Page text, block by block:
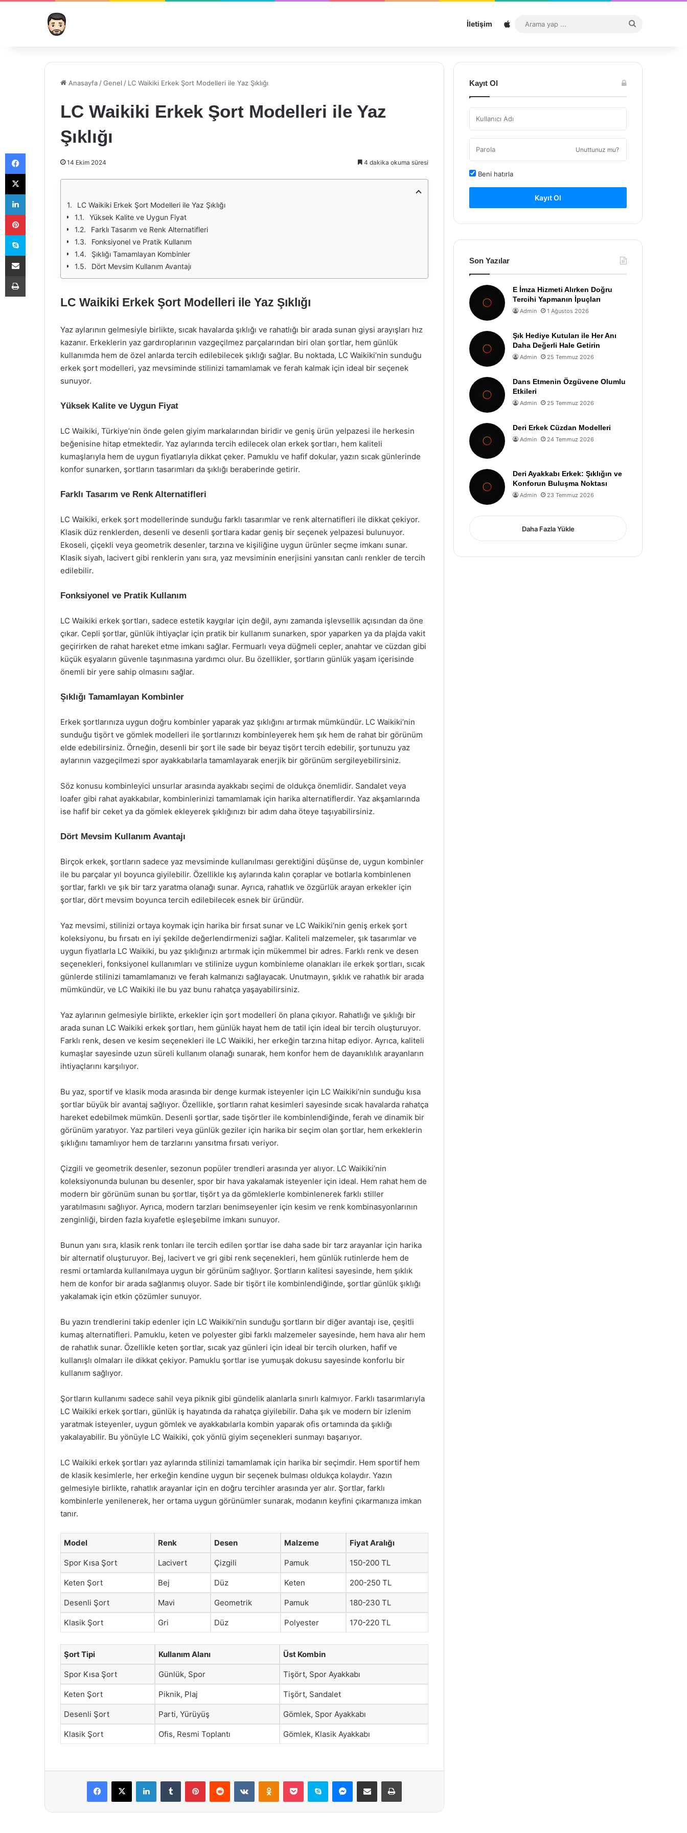
İletişim Sitemap
...
Anasayfa /Genel / LC Waikiki Erkek Şort Modelleri ile Yaz Şıklığı
LC Waikiki Erkek Şort Modelleri ile Yaz
Şıklığı
14 Ekim 2024 4 dakika okuma süresi
LC Waikiki Erkek Şort Modelleri ile Yaz Şıklığı
Yüksek Kalite ve Uygun Fiyat
Farklı Tasarım ve Renk Alternatifleri
Fonksiyonel ve Pratik Kullanım
Şıklığı Tamamlayan Kombinler
Dört Mevsim Kullanım Avantajı
LC Waikiki Erkek Şort Modelleri ile Yaz Şıklığı
Yaz aylarının gelmesiyle birlikte, sıcak havalarda şıklığı ve rahatlığı bir arada sunan giysi arayışları hız
kazanır. Erkeklerin yaz gardıroplarının vazgeçilmez parçalarından biri olan şortlar, hem günlük
kullanımda hem de özel anlarda tercih edilebilecek şıklığı sağlar. Bu noktada, LC Waikiki’nin sunduğu
erkek şort modelleri, yaz mevsiminde stilinizi tamamlamak ve ferah kalmak için ideal bir seçenek
sunuyor.
Yüksek Kalite ve Uygun Fiyat
LC Waikiki, Türkiye’nin önde gelen giyim markalarından biridir ve geniş ürün yelpazesi ile herkesin
beğenisine hitap etmektedir. Yaz aylarında tercih edilecek olan erkek şortları, hem kaliteli
kumaşlarıyla hem de uygun fiyatlarıyla dikkat çeker. Pamuklu ve hafif dokular, yazın sıcak günlerinde
konfor sunarken, şortların tasarımları da şıklığı beraberinde getirir.
Farklı Tasarım ve Renk Alternatifleri
LC Waikiki, erkek şort modellerinde sunduğu farklı tasarımlar ve renk alternatifleri ile dikkat çekiyor.
Klasik düz renklerden, desenli ve desenli şortlara kadar geniş bir seçenek yelpazesi bulunuyor.
Ekoseli, çiçekli veya geometrik desenler, tarzına ve kişiliğine uygun ürünler seçme imkanı sunar.
Klasik siyah, lacivert gibi renklerin yanı sıra, yaz mevsiminin enerjisini yansıtan canlı renkler de tercih
edilebilir.
Fonksiyonel ve Pratik Kullanım
LC Waikiki erkek şortları, sadece estetik kaygılar için değil, aynı zamanda işlevsellik açısından da öne
çıkar. Cepli şortlar, günlük ihtiyaçlar için pratik bir kullanım sunarken, spor yaparken ya da plajda vakit
geçirirken de rahat hareket etme imkanı sağlar. Fermuarlı veya düğmeli cepler, anahtar ve cüzdan gibi
küçük eşyaların güvenle taşınmasına yardımcı olur. Bu özellikler, şortların günlük yaşam içerisinde
önemli bir yere sahip olmasını sağlar.
Şıklığı Tamamlayan Kombinler
Erkek şortlarınıza uygun doğru kombinler yaparak yaz şıklığını artırmak mümkündür. LC Waikiki’nin
sunduğu tişört ve gömlek modelleri ile şortlarınızı kombinleyerek hem şık hem de rahat bir görünüm
elde edebilirsiniz. Örneğin, desenli bir şort ile sade bir beyaz tişört tercih edebilir, şortunuzu yaz
aylarının vazgeçilmezi spor ayakkabılarla tamamlayarak enerjik bir görünüm sergileyebilirsiniz.
Söz konusu kombinleyici unsurlar arasında ayakkabı seçimi de oldukça önemlidir. Sandalet veya
loafer gibi rahat ayakkabılar, kombinlerinizi tamamlamak için harika alternatiflerdir. Yaz akşamlarında
ise hafif bir ceket ya da gömlek ekleyerek şıklığınızı bir adım daha öteye taşıyabilirsiniz.
Dört Mevsim Kullanım Avantajı
Birçok erkek, şortların sadece yaz mevsiminde kullanılması gerektiğini düşünse de, uygun kombinler
ile bu parçalar yıl boyunca giyilebilir. Özellikle kış aylarında kalın çoraplar ve botlarla kombinlenen
şortlar, farklı ve şık bir tarz yaratma olanağı sunar. Ayrıca, rahatlık ve özgürlük arayan erkekler için
şortlar, dört mevsim boyunca tercih edilebilecek esnek bir üründür.
Yaz mevsimi, stilinizi ortaya koymak için harika bir fırsat sunar ve LC Waikiki’nin geniş erkek şort
koleksiyonu, bu fırsatı en iyi şekilde değerlendirmenizi sağlar. Kaliteli malzemeler, şık tasarımlar ve
uygun fiyatlarla LC Waikiki, bu yaz şıklığınızı artırmak için mükemmel bir adres. Farklı renk ve desen
seçenekleri, fonksiyonel kullanımları ve stilinize uygun kombinleme olanakları ile erkek şortları, sıcak
günlerde stilinizi tamamlamanızı ve ferah kalmanızı sağlayacak. Unutmayın, şıklık ve rahatlık bir arada
mümkündür, ve LC Waikiki ile bu yaz bunu rahatça yaşayabilirsiniz.
Yaz aylarının gelmesiyle birlikte, erkekler için şort modelleri ön plana çıkıyor. Rahatlığı ve şıklığı bir
arada sunan LC Waikiki erkek şortları, hem günlük hayat hem de tatil için ideal bir tercih oluşturuyor.
Farklı renk, desen ve kesim seçenekleri ile LC Waikiki, her erkeğin tarzına hitap ediyor. Ayrıca, kaliteli
kumaşlar sayesinde uzun süreli kullanım olanağı sunarak, hem konfor hem de dayanıklılık arayanların
ihtiyaçlarını karşılıyor.
Bu yaz, sportif ve klasik moda arasında bir denge kurmak isteyenler için LC Waikiki’nin sunduğu kısa
şortlar büyük bir avantaj sağlıyor. Özellikle, şortların rahat kesimleri sayesinde sıcak havalarda rahatça
hareket edebilmek mümkün. Desenli şortlar, sade tişörtler ile kombinlendiğinde, ferah ve dinamik bir
görünüm yaratıyor. Yaz partileri veya günlük geziler için harika bir seçim olan şortlar, hem erkeklerin
şıklığını tamamlıyor hem de tarzlarını yansıtma fırsatı veriyor.
Çizgili ve geometrik desenler, sezonun popüler trendleri arasında yer alıyor. LC Waikiki’nin
koleksiyonunda bulunan bu desenler, spor bir hava yakalamak isteyenler için ideal. Hem rahat hem de
modern bir görünüm sunan bu şortlar, tişört ya da gömleklerle kombinlenerek farklı stiller
yaratılmasını sağlıyor. Ayrıca, modern tarzları benimseyenler için kesim ve renk kombinasyonlarının
zenginliği, birden fazla kıyafetle eşleşebilme imkanı sunuyor.
Bunun yanı sıra, klasik renk tonları ile tercih edilen şortlar ise daha sade bir tarz arayanlar için harika
bir alternatif oluşturuyor. Bej, lacivert ve gri gibi renk seçenekleri, hem günlük rutinlerde hem de
resmi ortamlarda kullanılmaya uygun bir görünüm sağlıyor. Şortların kalitesi sayesinde, hem şıklık
hem de konfor bir arada sağlanmış oluyor. Sade bir tişört ile kombinlendiğinde, şortlar günlük şıklığı
yakalamak için etkin çözümler sunuyor.
Bu yazın trendlerini takip edenler için LC Waikiki’nin sunduğu şortların bir diğer avantajı ise, çeşitli
kumaş alternatifleri. Pamuklu, keten ve polyester gibi farklı malzemeler sayesinde, hem hava alır hem
de rahatlık sunar. Özellikle keten şortlar, sıcak yaz günleri için ideal bir tercih olurken, hafif ve
kullanışlı olmaları ile dikkat çekiyor. Pamuklu şortlar ise yumuşak dokusu sayesinde konforlu bir
kullanım sağlıyor.
Şortların kullanımı sadece sahil veya piknik gibi gündelik alanlarla sınırlı kalmıyor. Farklı tasarımlarıyla
LC Waikiki erkek şortları, günlük iş hayatında da rahatça giyilebilir. Daha şık ve modern bir izlenim
yaratmak isteyenler, uygun gömlek ve ayakkabılarla kombin yaparak ofis ortamında da şıklığı
yakalayabilir. Bu yönüyle LC Waikiki, çok yönlü giyim seçenekleri sunmayı başarıyor.
LC Waikiki erkek şortları yaz aylarında stilinizi tamamlamak için harika bir seçimdir. Hem sportif hem
de klasik kesimlerle, her erkeğin kendine uygun bir seçenek bulması oldukça kolaydır. Yazın
gelmesiyle birlikte, rahatlık arayanlar için en doğru tercihler arasında yer alır. Şortlar, farklı
kombinlerle yenilenerek, her ortama uygun görünümler sunarak, modanın keyfini çıkarmanıza imkan
tanır.
Model Renk Desen Malzeme Fiyat Aralığı
Spor Kısa Şort Lacivert Çizgili Pamuk 150-200 TL
Keten Şort Bej Düz Keten 200-250 TL
Desenli Şort Mavi Geometrik Pamuk 180-230 TL
Klasik Şort Gri Düz Polyester 170-220 TL
Şort Tipi Kullanım Alanı Üst Kombin
Spor Kısa Şort Günlük, Spor Tişört, Spor Ayakkabı
Keten Şort Piknik, Plaj Tişört, Sandalet
Desenli Şort Parti, Yürüyüş Gömlek, Spor Ayakkabı
Klasik Şort Ofis, Resmi Toplantı Gömlek, Klasik Ayakkabı
Facebook
X LinkedInTumblr PinterestReddit VKontakteOdnoklassniki
Pocket Skype Messenger
E-Posta ile paylaş Yazdır
Kayıt Ol
Unuttunuz mu?
Beni hatırla
Kayıt Ol
Son Yazılar
E İmza Hizmeti Alırken Doğru
Tercihi Yapmanın İpuçları
Admin 1 Ağustos 2026
Şık Hediye Kutuları ile Her Anı
Daha Değerli Hale Getirin
Admin 25 Temmuz 2026
Dans Etmenin Özgüvene Olumlu
Etkileri
Admin 25 Temmuz 2026
Deri Erkek Cüzdan Modelleri
Admin 24 Temmuz 2026
Deri Ayakkabı Erkek: Şıklığın ve
Konforun Buluşma Noktası
Admin 23 Temmuz 2026
Daha Fazla Yükle
Facebook
X
LinkedIn
Pinterest
Skype
E-Posta ile paylaş